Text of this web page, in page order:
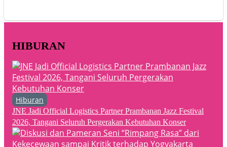
HIBURAN
Hiburan
JNE Jadi Official Logistics Partner Prambanan Jazz Festival
2026, Tangani Seluruh Pergerakan Kebutuhan Konser